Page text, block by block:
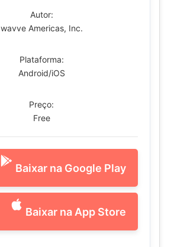
Autor:
wavve Americas, Inc.
Plataforma:
Android/iOS
Preço:
Free
Baixar na Google Play
Baixar na App Store